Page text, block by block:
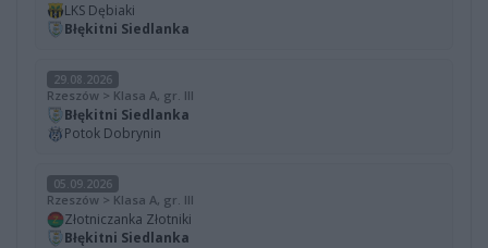
LKS Dębiaki
Błękitni Siedlanka
29.08.2026
Rzeszów > Klasa A, gr. III
Błękitni Siedlanka
Potok Dobrynin
05.09.2026
Rzeszów > Klasa A, gr. III
Złotniczanka Złotniki
Błękitni Siedlanka